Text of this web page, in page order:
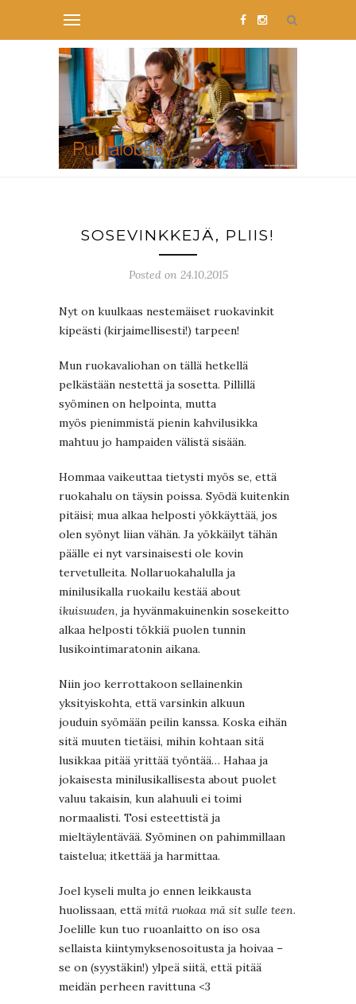
SOSEVINKKEJÄ, PLIIS!
Posted on 24.10.2015
Nyt on kuulkaas nestemäiset ruokavinkit
kipeästi (kirjaimellisesti!) tarpeen!
Mun ruokavaliohan on tällä hetkellä
pelkästään nestettä ja sosetta. Pillillä
syöminen on helpointa, mutta
myös pienimmistä pienin kahvilusikka
mahtuu jo hampaiden välistä sisään.
Hommaa vaikeuttaa tietysti myös se, että
ruokahalu on täysin poissa. Syödä kuitenkin
pitäisi; mua alkaa helposti yökkäyttää, jos
olen syönyt liian vähän. Ja yökkäilyt tähän
päälle ei nyt varsinaisesti ole kovin
tervetulleita. Nollaruokahalulla ja
minilusikalla ruokailu kestää about
ikuisuuden, ja hyvänmakuinenkin sosekeitto
alkaa helposti tökkiä puolen tunnin
lusikointimaratonin aikana.
Niin joo kerrottakoon sellainenkin
yksityiskohta, että varsinkin alkuun
jouduin syömään peilin kanssa. Koska eihän
sitä muuten tietäisi, mihin kohtaan sitä
lusikkaa pitää yrittää työntää… Hahaa ja
jokaisesta minilusikallisesta about puolet
valuu takaisin, kun alahuuli ei toimi
normaalisti. Tosi esteettistä ja
mieltäylentävää. Syöminen on pahimmillaan
taistelua; itkettää ja harmittaa.
Joel kyseli multa jo ennen leikkausta
huolissaan, että mitä ruokaa mä sit sulle teen.
Joelille kun tuo ruoanlaitto on iso osa
sellaista kiintymyksenosoitusta ja hoivaa –
se on (syystäkin!) ylpeä siitä, että pitää
meidän perheen ravittuna <3